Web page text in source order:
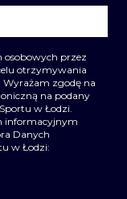
osobowych przez
otrzymywania
zgodę na
na podany
w Łodzi.
informacyjnym
Danych
w Łodzi: